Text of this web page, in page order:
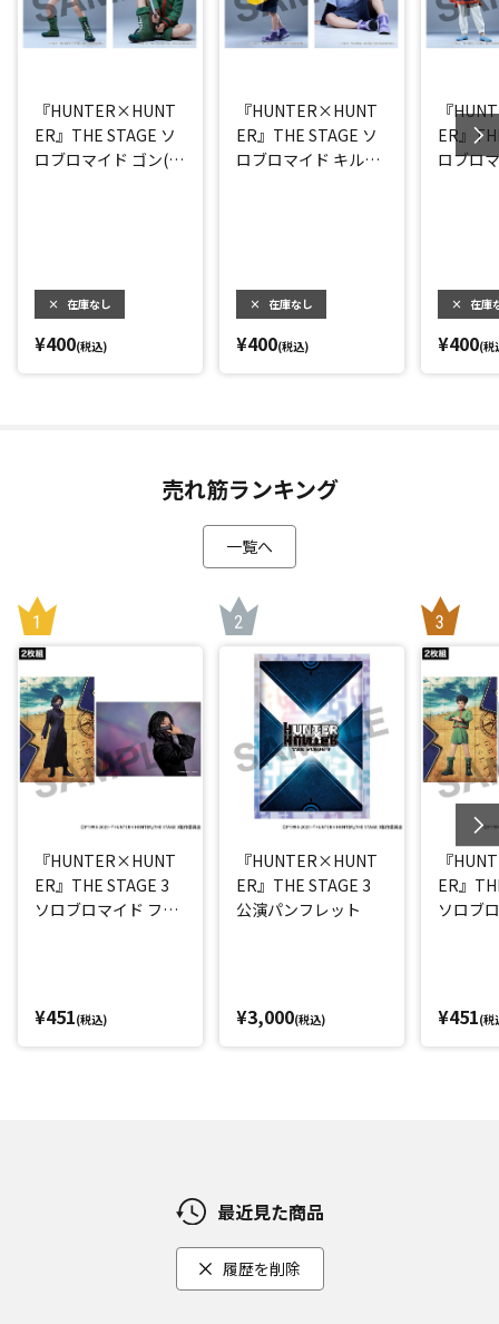
『HUNTER×HUNT
ER』THE STAGE ソ
ロブロマイド ゴン(大
× 在庫なし
¥400(税込)
『HUNTER×HUNT
ER』THE STAGE ソ
ロブロマイド キルア
× 在庫なし
¥400(税込)
『
ER』
ロブロ
× 在庫
¥400(税
売れ筋ランキング
一覧へ
『HUNTER×HUNT
ER』THE STAGE 3
ソロブロマイド フェ
¥451(税込)
『HUNTER×HUNT
ER』THE STAGE 3
公演パンフレット
¥3,000(税込)
『
ER』
ソロブ
¥451(税
最近見た商品
履歴を削除